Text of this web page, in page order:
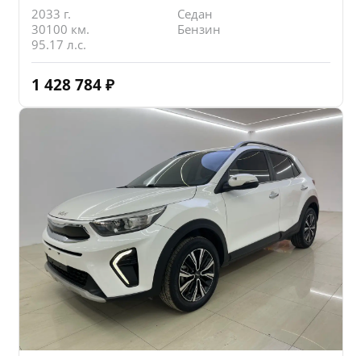
2033 г.
Седан
30100 км.
Бензин
95.17 л.с.
1 428 784 ₽